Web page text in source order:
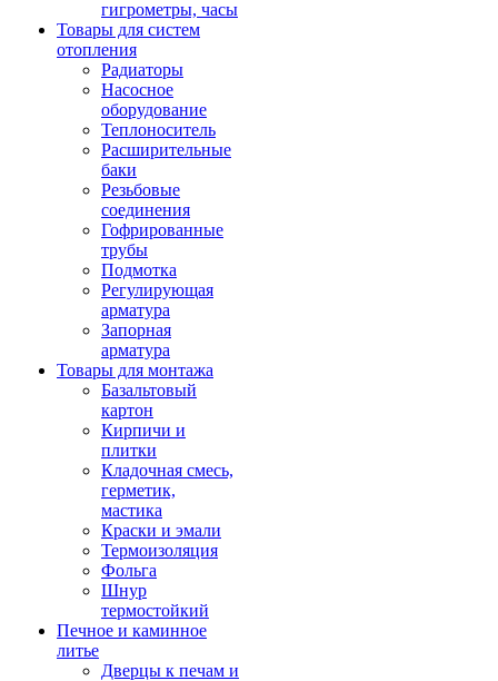
гигрометры, часы
Товары для систем
отопления
Радиаторы
Насосное
оборудование
Теплоноситель
Расширительные
баки
Резьбовые
соединения
Гофрированные
трубы
Подмотка
Регулирующая
арматура
Запорная
арматура
Товары для монтажа
Базальтовый
картон
Кирпичи и
плитки
Кладочная смесь,
герметик,
мастика
Краски и эмали
Термоизоляция
Фольга
Шнур
термостойкий
Печное и каминное
литье
Дверцы к печам и